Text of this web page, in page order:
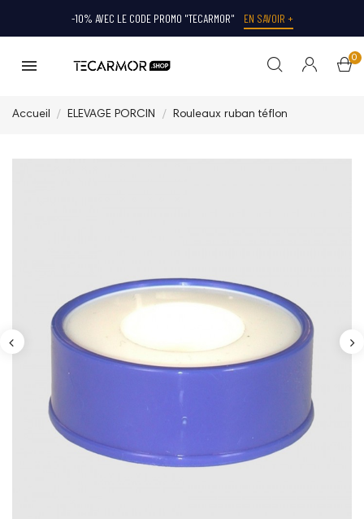
-10% AVEC LE CODE PROMO "TECARMOR" EN SAVOIR +
0
Accueil ELEVAGE PORCIN Rouleaux ruban téflon